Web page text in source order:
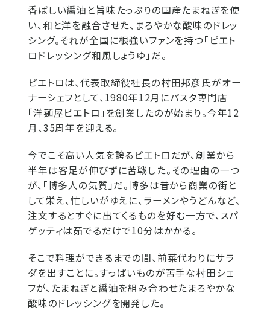
香ばしい醤油と旨味たっぷりの国産たまねぎを使
い、和と洋を融合させた、まろやかな酸味のドレッ
シング。それが全国に根強いファンを持つ「ピエト
ロドレッシング和風しょうゆ」だ。
ピエトロは、代表取締役社長の村田邦彦氏がオー
ナーシェフとして、1980年12月にパスタ専門店
「洋麺屋ピエトロ」を創業したのが始まり。今年12
月、35周年を迎える。
今でこそ高い人気を誇るピエトロだが、創業から
半年は客足が伸びずに苦戦した。その理由の一つ
が、「博多人の気質」だ。博多は昔から商業の街と
して栄え、忙しいがゆえに、ラーメンやうどんなど、
注文するとすぐに出てくるものを好む一方で、スパ
ゲッティは茹でるだけで10分はかかる。
そこで料理ができるまでの間、前菜代わりにサラ
ダを出すことに。すっぱいものが苦手な村田シェ
フが、たまねぎと醤油を組み合わせたまろやかな
酸味のドレッシングを開発した。